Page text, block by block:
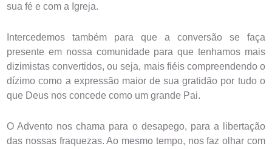
sua fé e com a Igreja.
Intercedemos também para que a conversão se faça
presente em nossa comunidade para que tenhamos mais
dizimistas convertidos, ou seja, mais fiéis compreendendo o
dízimo como a expressão maior de sua gratidão por tudo o
que Deus nos concede como um grande Pai.
O Advento nos chama para o desapego, para a libertação
das nossas fraquezas. Ao mesmo tempo, nos faz olhar com